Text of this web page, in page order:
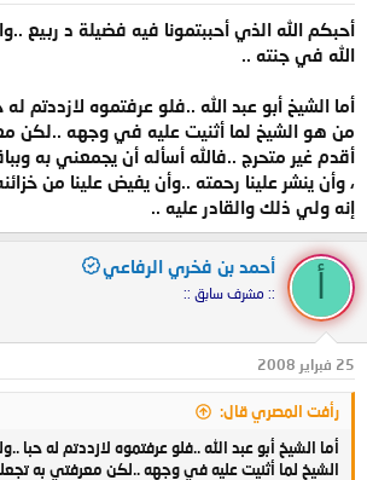
أحبكم الله الذي أحببتمونا فيه فضيلة د ربيع
الله في جنته ..
أما الشيخ أبو عبد الله ..فلو عرفتموه لازددتم له
من هو الشيخ لما أثنيت عليه في وجهه ..لكن
أقدم غير متحرج ..فالله أسأله أن يجمعني به
، وأن ينشر علينا رحمته ..وأن يفيض علينا من
إنه ولي ذلك والقادر عليه ..
أحمد بن فخري الرفاعي
:: مشرف سابق ::
25 فبراير 2008
رأفت المصري قال:
أما الشيخ أبو عبد الله ..فلو عرفتموه لازددتم له حبا
الشيخ لما أثنيت عليه في وجهه ..لكن معرفتي به